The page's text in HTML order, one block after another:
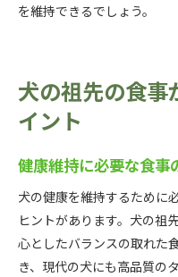
を維持できるでしょう。
犬の祖先の食事
イント
健康維持に必要な食事
犬の健康を維持するために
ヒントがあります。犬の祖
心としたバランスの取れた
き、現代の犬にも高品質の